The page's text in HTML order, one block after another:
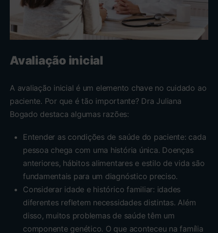
Avaliação inicial
A avaliação inicial é um elemento chave no cuidado ao
paciente. Por que é tão importante? Dra Juliana
Bogado destaca algumas razões:
Entender as condições de saúde do paciente: cada
pessoa chega com uma história única. Doenças
anteriores, hábitos alimentares e estilo de vida são
fundamentais para um diagnóstico preciso.
Considerar idade e histórico familiar: idades
diferentes refletem necessidades distintas. Além
disso, muitos problemas de saúde têm um
componente genético. O que aconteceu na família